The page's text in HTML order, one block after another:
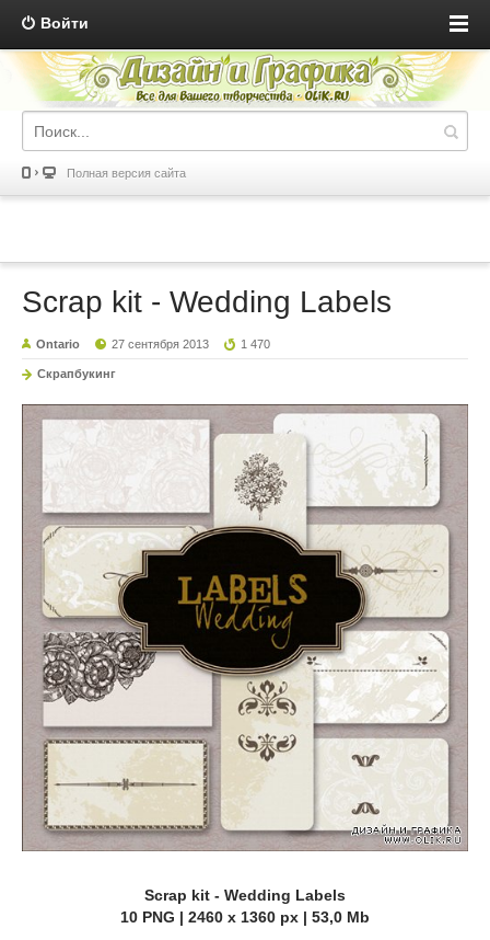
Войти
Полная версия сайта
Scrap kit - Wedding Labels
Ontario 27 сентября 2013 1 470
Скрапбукинг
Scrap kit - Wedding Labels
10 PNG | 2460 x 1360 px | 53,0 Mb